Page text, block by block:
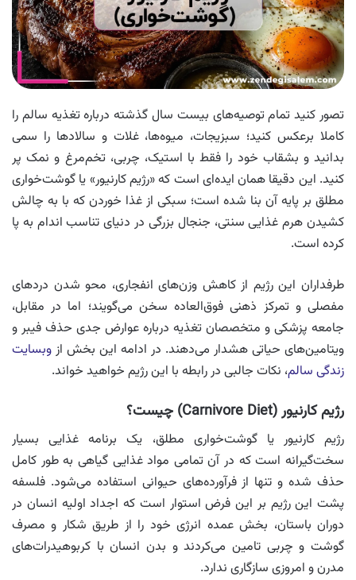
تصور کنید تمام توصیه‌های بیست سال گذشته درباره تغذیه سالم را
کاملا برعکس کنید؛ سبزیجات، میوه‌ها، غلات و سالادها را سمی
بدانید و بشقاب خود را فقط با استیک، چربی، تخم‌مرغ و نمک پر
کنید. این دقیقا همان ایده‌ای است که «رژیم کارنیور» یا گوشت‌خواری
مطلق بر پایه آن بنا شده است؛ سبکی از غذا خوردن که با به چالش
کشیدن هرم غذایی سنتی، جنجال بزرگی در دنیای تناسب اندام به پا
کرده است.
طرفداران این رژیم از کاهش وزن‌های انفجاری، محو شدن دردهای
مفصلی و تمرکز ذهنی فوق‌العاده سخن می‌گویند؛ اما در مقابل،
جامعه پزشکی و متخصصان تغذیه درباره عوارض جدی حذف فیبر و
ویتامین‌های حیاتی هشدار می‌دهند. در ادامه این بخش از وبسایت
زندگی سالم، نکات جالبی در رابطه با این رژیم خواهید خواند.
رژیم کارنیور (Carnivore Diet) چیست؟
رژیم کارنیور یا گوشت‌خواری مطلق، یک برنامه غذایی بسیار
سخت‌گیرانه است که در آن تمامی مواد غذایی گیاهی به طور کامل
حذف شده و تنها از فرآورده‌های حیوانی استفاده می‌شود. فلسفه
پشت این رژیم بر این فرض استوار است که اجداد اولیه انسان در
دوران باستان، بخش عمده انرژی خود را از طریق شکار و مصرف
گوشت و چربی تامین می‌کردند و بدن انسان با کربوهیدرات‌های
مدرن و امروزی سازگاری ندارد.